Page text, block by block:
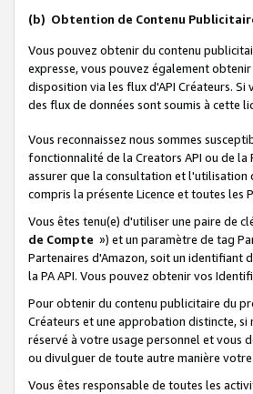
(b) Obtention de Contenu
Vous pouvez obtenir du contenu
expresse, vous pouvez également
disposition via les flux d'API Créateurs.
des flux de données sont soumis à cette
Vous reconnaissez nous sommes
fonctionnalité de la Creators API ou de la
assurer que la consultation et l'utilisation
compris la présente Licence et toutes les
Vous êtes tenu(e) d'utiliser une paire de
de Compte ») et un paramètre de tag
Partenaires d'Amazon, soit un identifiant
la PA API. Vous pouvez obtenir vos
Pour obtenir du contenu publicitaire du
Créateurs et une approbation distincte, si
réservé à votre usage personnel et vous
ou divulguer de toute autre manière
Vous êtes responsable de toutes les